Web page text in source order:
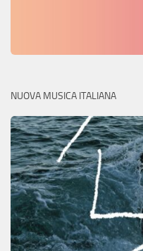
NUOVA MUSICA ITALIANA